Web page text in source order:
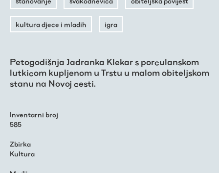
kultura djece i mladih igra
Petogodišnja Jadranka Klekar s porculanskom
lutkicom kupljenom u Trstu u malom obiteljskom
stanu na Novoj cesti.
Inventarni broj
585
Zbirka
Kultura